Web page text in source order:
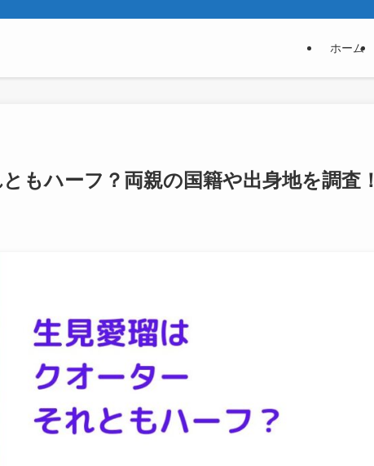
ホーム
もハーフ？両親の国籍や出身地を調査！